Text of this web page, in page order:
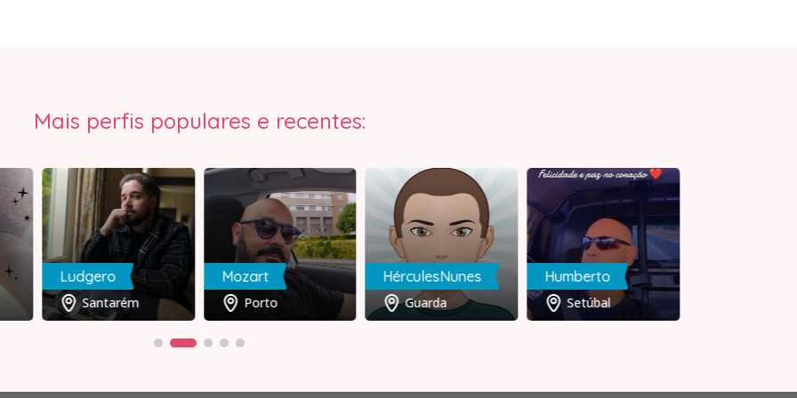
Mais perfis populares e recentes:
Ludgero
Santarém
Mozart
Porto
HérculesNunes
Guarda
Humberto
Setúbal